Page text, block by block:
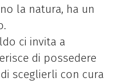
la natura, ha un
ci invita a
di possedere
sceglierli con cura